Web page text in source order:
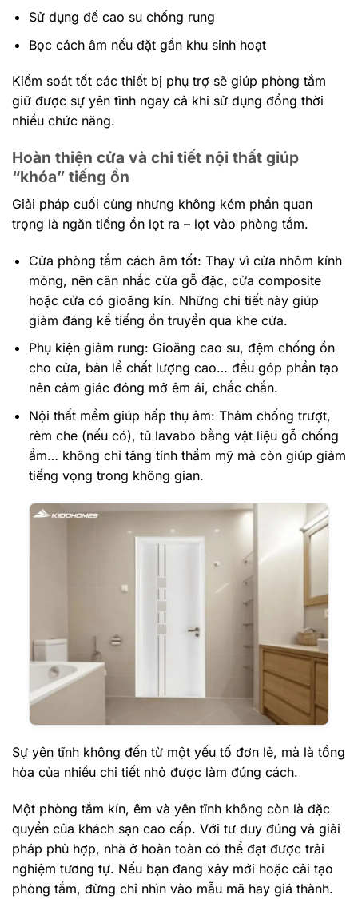
Sử dụng đế cao su chống rung
Bọc cách âm nếu đặt gần khu sinh hoạt
Kiểm soát tốt các thiết bị phụ trợ sẽ giúp phòng tắm
giữ được sự yên tĩnh ngay cả khi sử dụng đồng thời
nhiều chức năng.
Hoàn thiện cửa và chi tiết nội thất giúp
“khóa” tiếng ồn
Giải pháp cuối cùng nhưng không kém phần quan
trọng là ngăn tiếng ồn lọt ra – lọt vào phòng tắm.
Cửa phòng tắm cách âm tốt: Thay vì cửa nhôm kính
mỏng, nên cân nhắc cửa gỗ đặc, cửa composite
hoặc cửa có gioăng kín. Những chi tiết này giúp
giảm đáng kể tiếng ồn truyền qua khe cửa.
Phụ kiện giảm rung: Gioăng cao su, đệm chống ồn
cho cửa, bản lề chất lượng cao… đều góp phần tạo
nên cảm giác đóng mở êm ái, chắc chắn.
Nội thất mềm giúp hấp thụ âm: Thảm chống trượt,
rèm che (nếu có), tủ lavabo bằng vật liệu gỗ chống
ẩm… không chỉ tăng tính thẩm mỹ mà còn giúp giảm
tiếng vọng trong không gian.
Sự yên tĩnh không đến từ một yếu tố đơn lẻ, mà là tổng
hòa của nhiều chi tiết nhỏ được làm đúng cách.
Một phòng tắm kín, êm và yên tĩnh không còn là đặc
quyền của khách sạn cao cấp. Với tư duy đúng và giải
pháp phù hợp, nhà ở hoàn toàn có thể đạt được trải
nghiệm tương tự. Nếu bạn đang xây mới hoặc cải tạo
phòng tắm, đừng chỉ nhìn vào mẫu mã hay giá thành.